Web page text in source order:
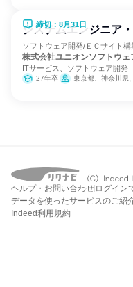
締切：8月31日
システムエンジニア
ソフトウェア開発/ＥＣサイト
株式会社ユニオンソフトウェ
ITサービス、ソフトウェア開発
27年卒 東京都、神奈川県
ヘルプ・お問い合わせ ログイン
データを使ったサービスのご紹
Indeed利用規約